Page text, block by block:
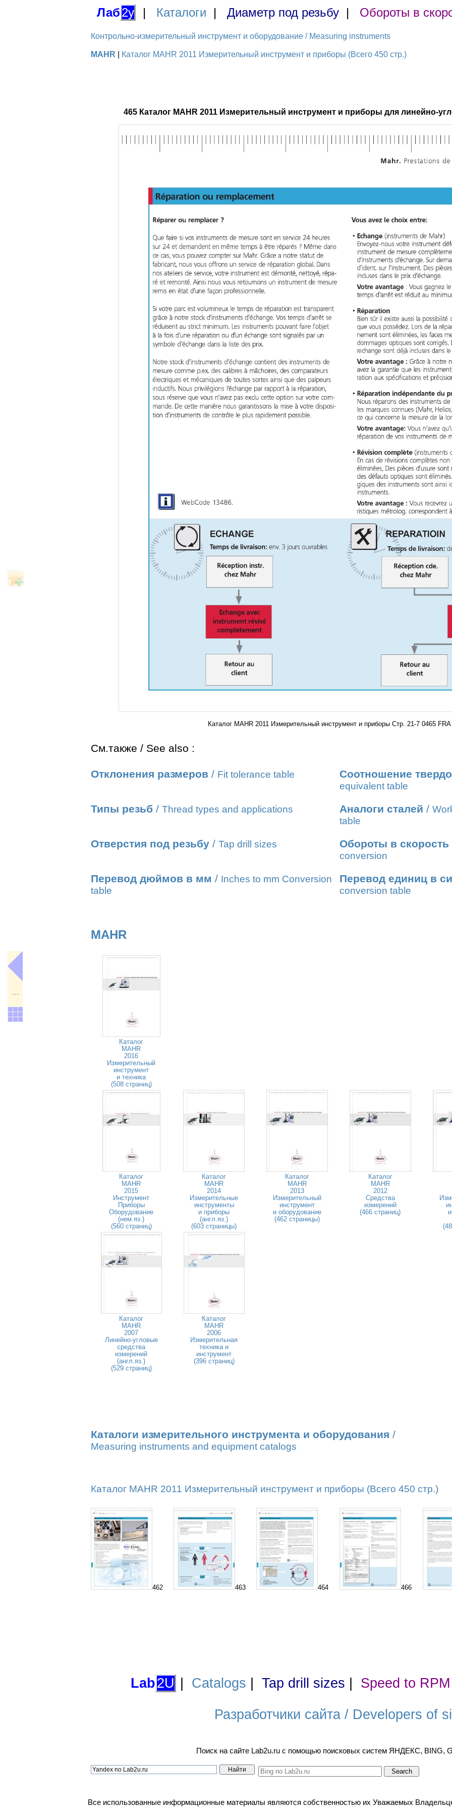
Лаб2у | Каталоги | Диаметр под резьбу | Обороты в
Контрольно-измерительный инструмент и оборудование / Measuring instruments
MAHR Каталог MAHR 2011 Измерительный инструмент и приборы (Всего 450 стр.)
465 Каталог MAHR 2011 Измерительный инструмент и приборы для линейно-
Каталог MAHR 2011 Измерительный инструмент и приборы Стр. 21-7 0465 FRA
См.также / See also :
Отклонения размеров / Fit tolerance table Соотношение
equivalent table
Типы резьб / Thread types and applications Аналоги сталей /
table
Отверстия под резьбу / Tap drill sizes Обороты в скорость
conversion
Перевод дюймов в мм / Inches to mm Conversion
table
Перевод единиц в
conversion table
MAHR
Каталог
MAHR
2016
Измерительный
инструмент
и техника
(508 страниц)
Каталог
MAHR
2015
Инструмент
Приборы
Оборудование
(нем.яз.)
(560 страниц)
Каталог
MAHR
2014
Измерительные
инструменты
и приборы
(англ.яз.)
(603 страницы)
Каталог
MAHR
2013
Измерительный
инструмент
и оборудование
(462 страницы)
Каталог
MAHR
2012
Средства
измерений
(466 страниц)
Каталог
MAHR
2007
Линейно-угловые
средства
измерений
(англ.яз.)
(529 страниц)
Каталог
MAHR
2006
Измерительная
техника и
инструмент
(396 страниц)
Каталоги измерительного инструмента и оборудования /
Measuring instruments and equipment catalogs
Каталог MAHR 2011 Измерительный инструмент и приборы (Всего 450 стр.)
462 463 464 466
---
Lab2U Catalogs Tap drill sizes Speed to RPM
Разработчики сайта / Developers of
Поиск на сайте Lab2u.ru с помощью поисковых систем ЯНДЕКС, BING,
Все использованные информационные материалы являются собственностью их Уважаемых